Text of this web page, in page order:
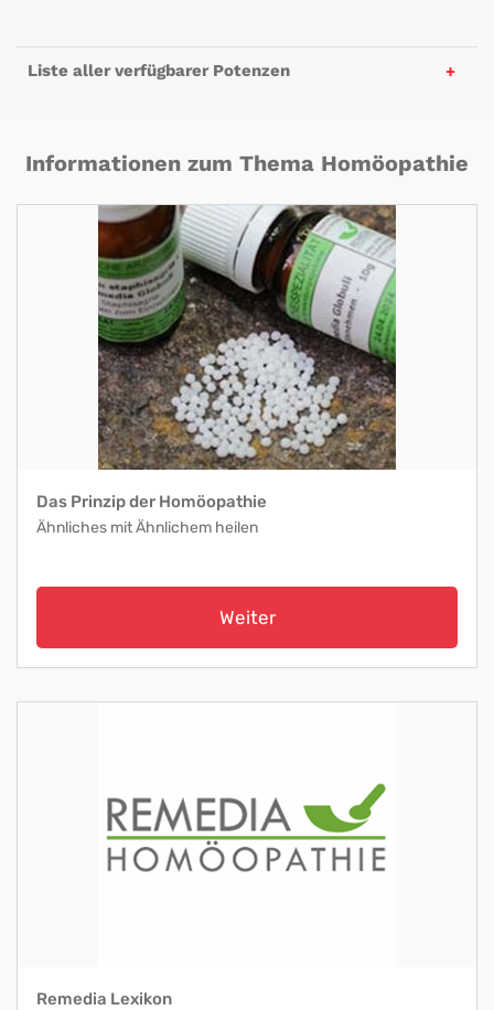
Liste aller verfügbarer Potenzen
Informationen zum Thema Homöopathie
Das Prinzip der Homöopathie
Ähnliches mit Ähnlichem heilen
Weiter
Remedia Lexikon